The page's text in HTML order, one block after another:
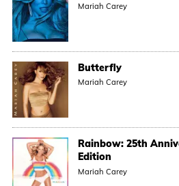
Mariah Carey
Butterfly
Mariah Carey
Rainbow: 25th
Edition
Mariah Carey